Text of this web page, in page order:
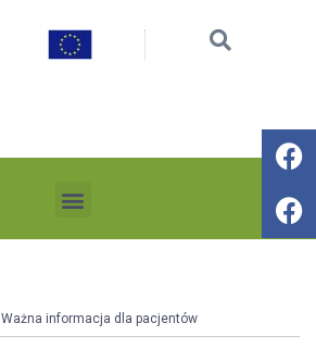
Ważna informacja dla pacjentów